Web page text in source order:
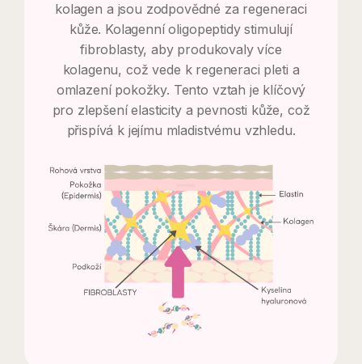
kolagen a jsou zodpovědné za regeneraci
kůže. Kolagenní oligopeptidy stimulují
fibroblasty, aby produkovaly více
kolagenu, což vede k regeneraci pleti a
omlazení pokožky. Tento vztah je klíčový
pro zlepšení elasticity a pevnosti kůže, což
přispívá k jejímu mladistvému vzhledu.